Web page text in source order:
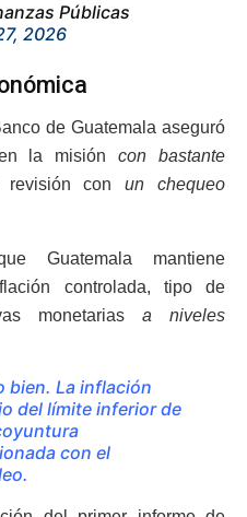
Públicas
2026
de Guatemala aseguró
la misióncon bastante
revisión conun chequeo
Guatemala mantiene
controlada, tipo de
monetarias a niveles
bien. La inflación
del límite inferior de
con el